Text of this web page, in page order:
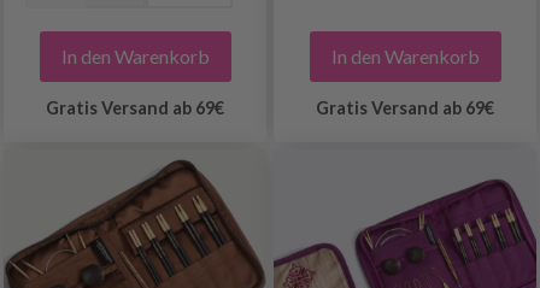
In den Warenkorb
Gratis Versand ab 69€
In den Warenkorb
Gratis Versand ab 69€